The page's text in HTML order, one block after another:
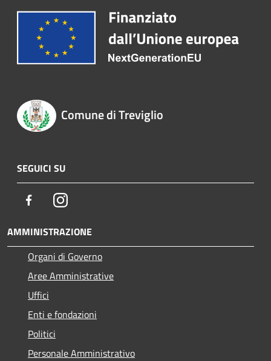
Comune di Treviglio
SEGUICI SU
FacebookInstagram
AMMINISTRAZIONE
Organi di Governo
Aree Amministrative
Uffici
Enti e fondazioni
Politici
Personale Amministrativo